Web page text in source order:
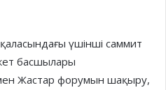
үшінші саммит
бас­шы­­лары
Жастар форумын шақыру,